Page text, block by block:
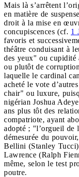
Mais là s’arrêtent
en matière de
droit à la mise en
concupiscences (cf. 1
favoris et
théâtre conduisant à
des yeux" ou
ou plutôt de
laquelle le cardinal
acheté le vote
chair" ou luxure,
nigérian Joshua
ans plus tôt des
compatriote, ayant
adopté ; "l’orgueil de
démesurée du
Bellini (Stanley
Lawrence (Ralph
même, selon le test
poutre.